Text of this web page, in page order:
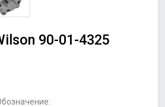
90-01-4325